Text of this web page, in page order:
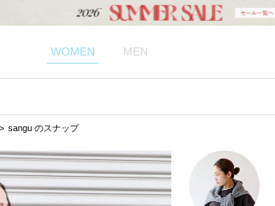
WOMEN MEN
sangu のスナップ